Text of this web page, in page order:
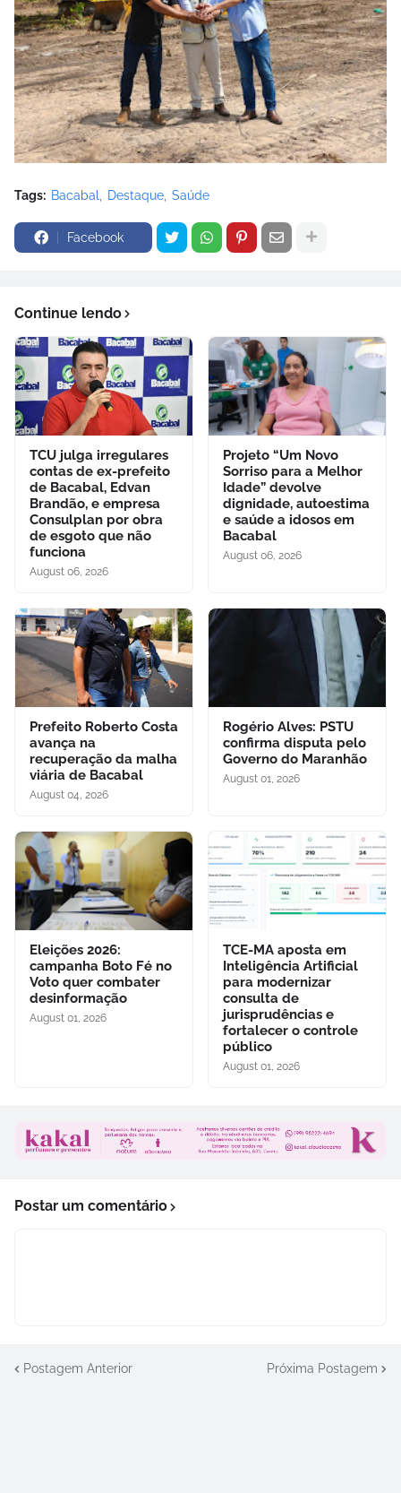
Tags: Bacabal Destaque Saúde
Facebook
Continue lendo
TCU julga irregulares
contas de ex-prefeito
de Bacabal, Edvan
Brandão, e empresa
Consulplan por obra
de esgoto que não
funciona
August 06, 2026
Projeto “Um Novo
Sorriso para a Melhor
Idade” devolve
dignidade, autoestima
e saúde a idosos em
Bacabal
August 06, 2026
Prefeito Roberto Costa
avança na
recuperação da malha
viária de Bacabal
August 04, 2026
Rogério Alves: PSTU
confirma disputa pelo
Governo do Maranhão
August 01, 2026
Eleições 2026:
campanha Boto Fé no
Voto quer combater
desinformação
August 01, 2026
TCE-MA aposta em
Inteligência Artificial
para modernizar
consulta de
jurisprudências e
fortalecer o controle
público
August 01, 2026
Postar um comentário
Postagem Anterior Próxima Postagem